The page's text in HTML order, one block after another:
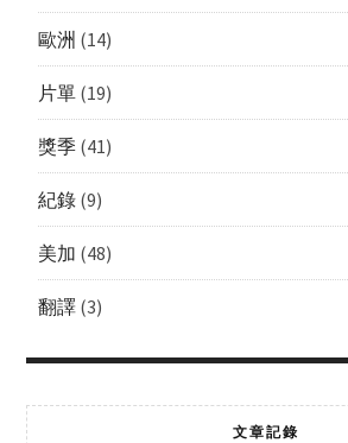
歐洲 (14)
片單(19)
獎季(41)
紀錄(9)
美加 (48)
翻譯(3)
文章記錄